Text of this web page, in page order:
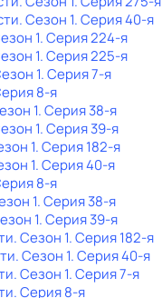
. Сезон 1. Серия 40-я
1. Серия 224-я
1. Серия 225-я
1. Серия 7-я
8-я
1. Серия 38-я
1. Серия 39-я
1. Серия 182-я
1. Серия 40-я
8-я
1. Серия 38-я
1. Серия 39-я
. Сезон 1. Серия 182-я
. Сезон 1. Серия 40-я
. Сезон 1. Серия 7-я
. Серия 8-я